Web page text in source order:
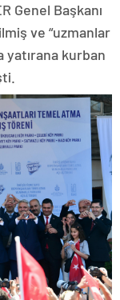
Genel Başkanı
ve “uzmanlar
yatırana kurban